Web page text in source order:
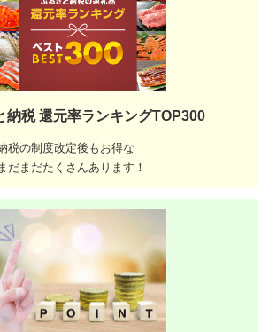
納税 還元率ランキングTOP300
税の制度改定後もお得な
だまだたくさんあります！